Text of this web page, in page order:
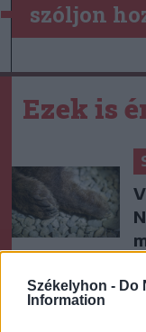
Székelyhon - Do
Information
szóljon
Ezek is